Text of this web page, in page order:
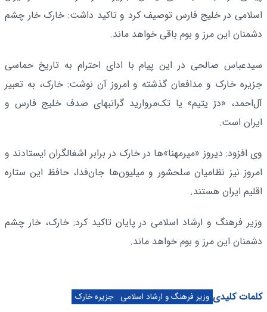
اسلامی در خلیج فارس توصیف کرد و تاکید داشت: خارک خار چشم
دشمنان این مرز و بوم باقی خواهد ماند.
سیدعباس صالحی در این پیام با ادای احترام به تاریخ حماسی
جزیره خارک و مدافعان گذشته و امروز آن نوشت: خارک، به تعبیر
آل‌احمد، «درّ یتیم» یا تک‌مروارید گرانبهای صدف خلیج فارس و
ایران است.
وی افزود: دیروز «میرمهنا»ها در خارک در برابر اشغالگران ایستادند و
امروز نیز نظامیان سلحشور و میلیون‌ها جان‌فدا، حافظ این ستاره
اقلیم ایران هستند.
وزیر فرهنگ و ارشاد اسلامی در پایان تاکید کرد: خارک، خار چشم
دشمنان این مرز و بوم خواهد ماند.
کلمات کلیدی وزیر فرهنگ و ارشاد اسلامی جزیره خارک